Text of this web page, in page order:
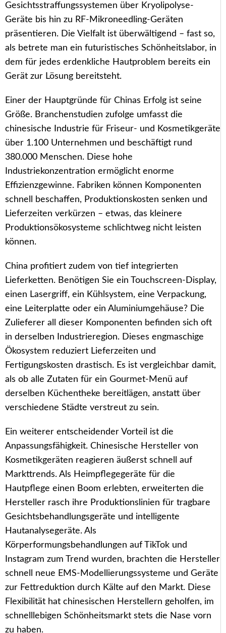
Gesichtsstraffungssystemen über Kryolipolyse-
Geräte bis hin zu RF-Mikroneedling-Geräten
präsentieren. Die Vielfalt ist überwältigend – fast so,
als betrete man ein futuristisches Schönheitslabor, in
dem für jedes erdenkliche Hautproblem bereits ein
Gerät zur Lösung bereitsteht.
Einer der Hauptgründe für Chinas Erfolg ist seine
Größe. Branchenstudien zufolge umfasst die
chinesische Industrie für Friseur- und Kosmetikgeräte
über 1.100 Unternehmen und beschäftigt rund
380.000 Menschen. Diese hohe
Industriekonzentration ermöglicht enorme
Effizienzgewinne. Fabriken können Komponenten
schnell beschaffen, Produktionskosten senken und
Lieferzeiten verkürzen – etwas, das kleinere
Produktionsökosysteme schlichtweg nicht leisten
können.
China profitiert zudem von tief integrierten
Lieferketten. Benötigen Sie ein Touchscreen-Display,
einen Lasergriff, ein Kühlsystem, eine Verpackung,
eine Leiterplatte oder ein Aluminiumgehäuse? Die
Zulieferer all dieser Komponenten befinden sich oft
in derselben Industrieregion. Dieses engmaschige
Ökosystem reduziert Lieferzeiten und
Fertigungskosten drastisch. Es ist vergleichbar damit,
als ob alle Zutaten für ein Gourmet-Menü auf
derselben Küchentheke bereitlägen, anstatt über
verschiedene Städte verstreut zu sein.
Ein weiterer entscheidender Vorteil ist die
Anpassungsfähigkeit. Chinesische Hersteller von
Kosmetikgeräten reagieren äußerst schnell auf
Markttrends. Als Heimpflegegeräte für die
Hautpflege einen Boom erlebten, erweiterten die
Hersteller rasch ihre Produktionslinien für tragbare
Gesichtsbehandlungsgeräte und intelligente
Hautanalysegeräte. Als
Körperformungsbehandlungen auf TikTok und
Instagram zum Trend wurden, brachten die Hersteller
schnell neue EMS-Modellierungssysteme und Geräte
zur Fettreduktion durch Kälte auf den Markt. Diese
Flexibilität hat chinesischen Herstellern geholfen, im
schnelllebigen Schönheitsmarkt stets die Nase vorn
zu haben.